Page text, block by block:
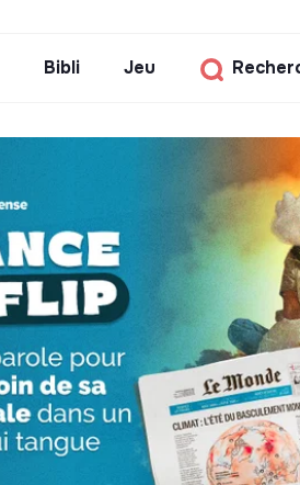
Bibli Jeu